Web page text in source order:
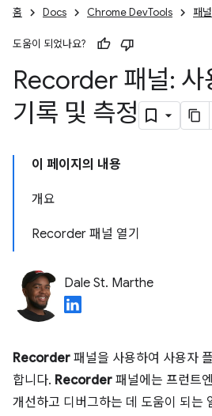
홈 Docs Chrome DevTools 패널
도움이 되었나요?
Recorder 패널: 사
기록 및 측정
이 페이지의 내용
개요
Recorder 패널 열기
Dale St. Marthe
Recorder 패널을 사용하여 사용자
합니다. Recorder 패널에는 프런트
개선하고 디버그하는 데 도움이 되는